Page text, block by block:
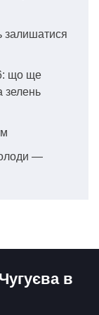
залишатися
що ще
зелень
—
в